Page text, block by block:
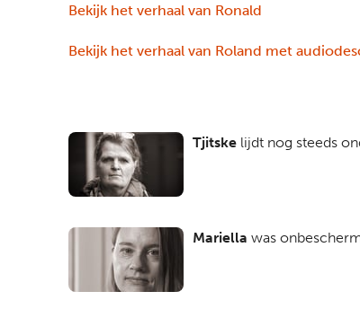
Bekijk het verhaal van Ronald
Bekijk het verhaal van Roland met
Tjitske lijdt nog steeds
Mariella was